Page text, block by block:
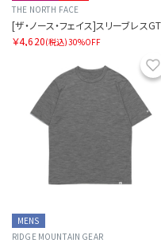
THE NORTH FACE
￥4,620(税込)30%OFF
MENS
RIDGE MOUNTAIN GEAR